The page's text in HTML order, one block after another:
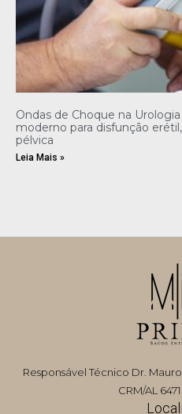
Ondas de Choque na
moderno para disfunção
pélvica
Leia Mais »
Responsável Técnico Dr.
CRM/AL